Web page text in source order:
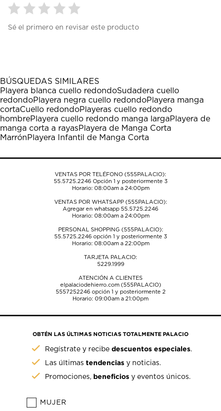
para
1
estrella
Esta
acción
abrirá
el
formulario
de
para
estrellas.
Esta
acción
abrirá
el
formulario
de
para
estrellas.
Esta
acción
abrirá
el
formulario
de
para
estrellas.
Esta
acción
abrirá
el
formulario
de
para
estrellas.
Esta
acción
abrirá
el
formulario
de
Sé el primero en revisar este producto
BÚSQUEDAS SIMILARES
Playera blanca cuello redondoSudadera cuello
redondoPlayera negra cuello redondoPlayera manga
cortaCuello redondoPlayeras cuello redondo
hombrePlayera cuello redondo manga largaPlayera de
manga corta a rayasPlayera de Manga Corta
MarrónPlayera Infantil de Manga Corta
VENTAS POR TELÉFONO (555PALACIO):
55.5725.2246Opción 1 y posteriormente 3
Horario: 08:00am a 24:00pm
VENTAS POR WHATSAPP (555PALACIO):
Agregar en whatsapp 55.5725.2246
Horario: 08:00am a 24:00pm
PERSONAL SHOPPING (555PALACIO):
55.5725.2246opción 1 y posteriormente 3
Horario: 08:00am a 22:00pm
TARJETA PALACIO:
5229.1999
ATENCIÓN A CLIENTES
elpalaciodehierro.com (555PALACIO)
5557252246opción 1 y posteriormente 2
Horario: 09:00am a 21:00pm
OBTÉN LAS ÚLTIMAS NOTICIAS TOTALMENTE PALACIO
Regístrate y recibedescuentos especiales.
Las últimastendencias y noticias.
Promociones, beneficios y eventos únicos.
MUJER